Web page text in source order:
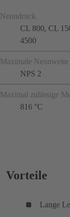
Nenndruck
CL 800, CL
4500
Maximale Nennweite
NPS 2
Maximal zulässige
816 °C
Vorteile
Lange